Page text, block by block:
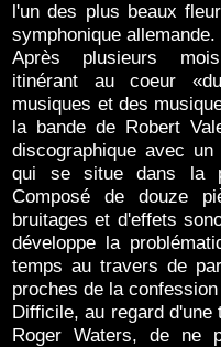
l'un des plus beaux
symphonique allemande.
Après plusieurs
itinérant au coeur
musiques et des
la bande de Robert
discographique avec
qui se situe dans la
Composé de douze
bruitages et d'effets
développe la
temps au travers de
proches de la
Difficile, au regard
Roger Waters, de ne